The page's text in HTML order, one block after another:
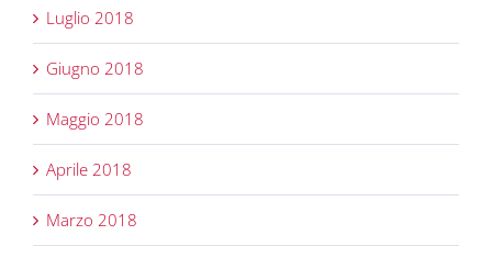
Luglio 2018
Giugno 2018
Maggio 2018
Aprile 2018
Marzo 2018